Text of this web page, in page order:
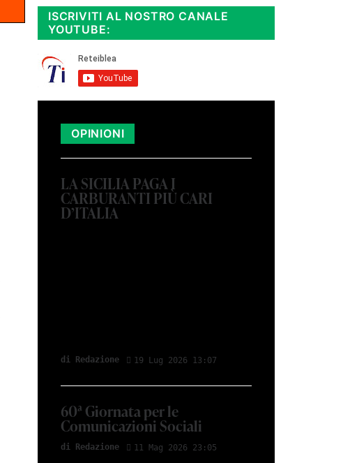
ISCRIVITI AL NOSTRO CANALE
YOUTUBE:
OPINIONI
LA SICILIA PAGA I
CARBURANTI PIÙ CARI
D’ITALIA
di Redazione 19 Lug 2026 13:07
60ª Giornata per le
Comunicazioni Sociali
di Redazione 11 Mag 2026 23:05